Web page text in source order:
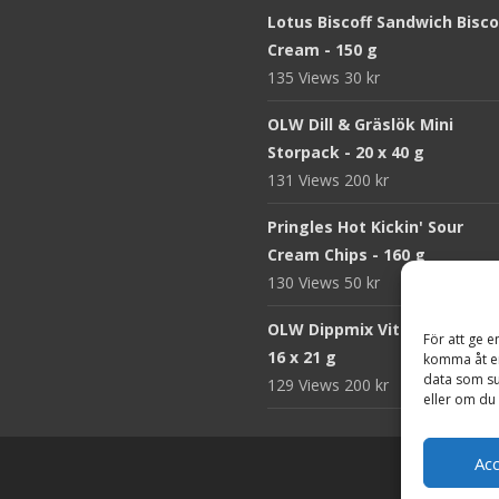
För att ge
komma åt
data som
eller om
Lotus Biscoff Sandwich
Cream - 150 g
135 Views 30 kr
OLW Dill & Gräslök Mini
Storpack - 20 x 40 g
131 Views 200 kr
Pringles Hot Kickin' Sour
Cream Chips - 160 g
130 Views 50 kr
OLW Dippmix Vitlök
16 x 21 g
129 Views 200 kr